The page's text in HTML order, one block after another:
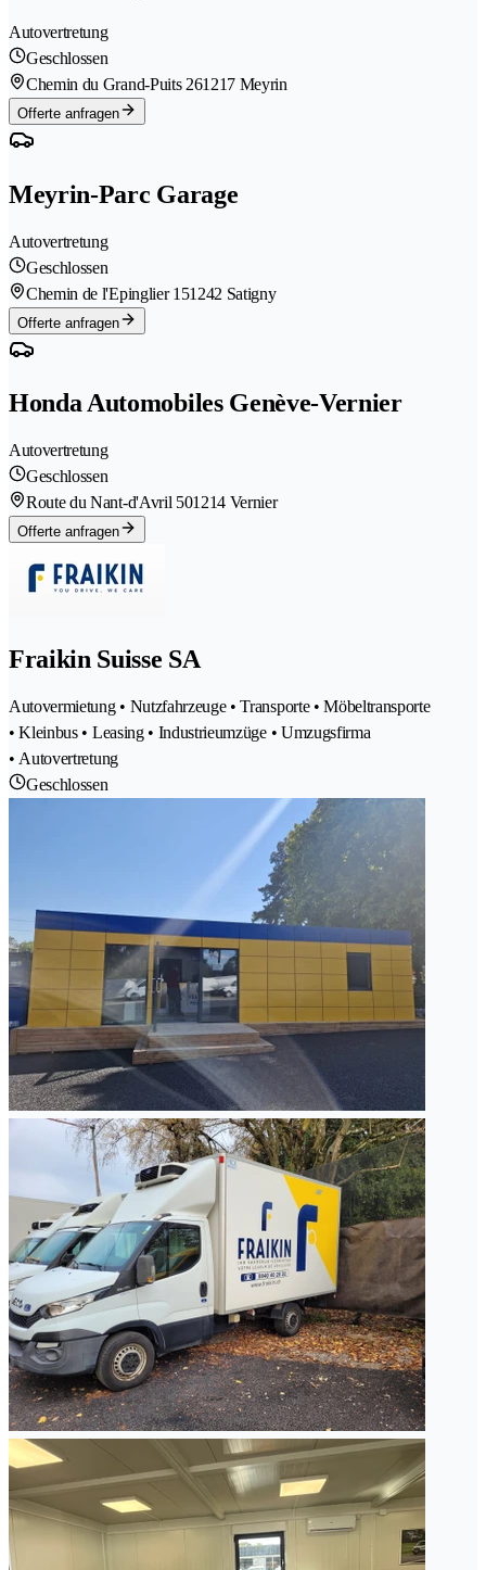
Autovertretung
Geschlossen
Chemin du Grand-Puits 261217 Meyrin
Offerte anfragen
Meyrin-Parc Garage
Autovertretung
Geschlossen
Chemin de l'Epinglier 151242 Satigny
Offerte anfragen
Honda Automobiles Genève-Vernier
Autovertretung
Geschlossen
Route du Nant-d'Avril 501214 Vernier
Offerte anfragen
Fraikin Suisse SA
Autovermietung • Nutzfahrzeuge • Transporte • Möbeltransporte
• Kleinbus • Leasing • Industrieumzüge • Umzugsfirma
• Autovertretung
Geschlossen